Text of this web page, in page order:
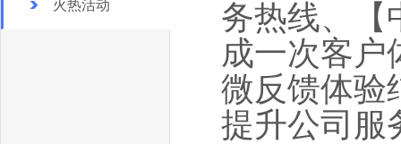
火热活动
务热线、【
成一次客户
微反馈体验
提升公司服